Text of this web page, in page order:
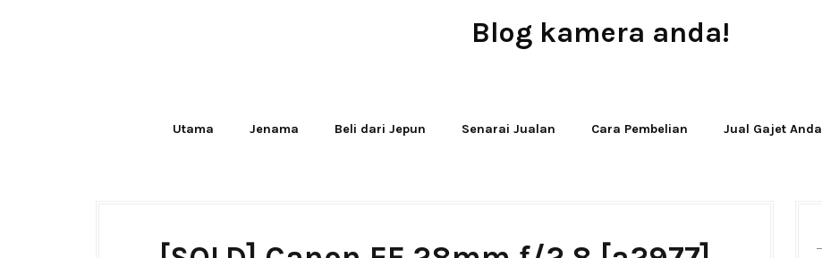
Blog kamera anda!
Utama Jenama Beli dari Jepun Senarai Jualan Cara Pembelian Jual Gajet Anda